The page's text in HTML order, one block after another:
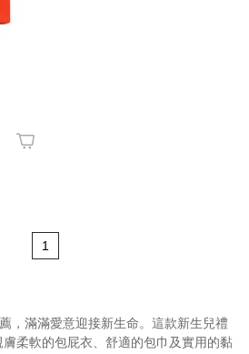
1
，滿滿愛意迎接新生命。這款新生兒禮
柔軟的包屁衣、舒適的包巾及實用的黏